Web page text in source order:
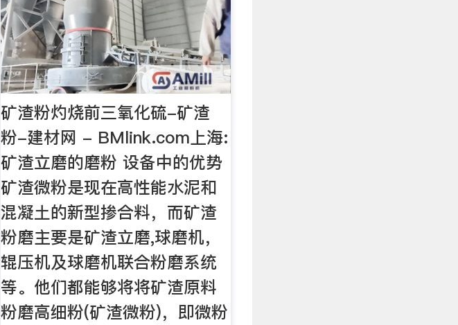
矿渣粉灼烧前三氧化硫-矿渣
粉-建材网 - BMlink.com上海:
矿渣立磨的磨粉 设备中的优势
矿渣微粉是现在高性能水泥和
混凝土的新型掺合料，而矿渣
粉磨主要是矿渣立磨,球磨机，
辊压机及球磨机联合粉磨系统
等。他们都能够将将矿渣原料
粉磨高细粉(矿渣微粉)，即微粉